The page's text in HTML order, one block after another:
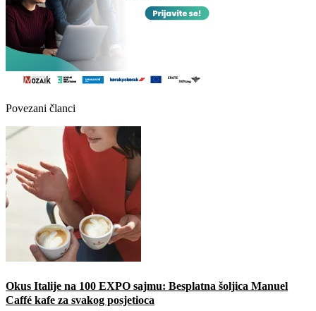
Povezani članci
Okus Italije na 100 EXPO sajmu: Besplatna šoljica Manuel
Caffé kafe za svakog posjetioca